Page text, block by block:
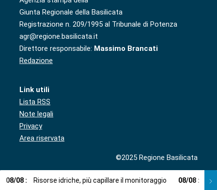
Giunta Regionale della Basilicata
Registrazione n. 209/1995 al Tribunale di Potenza
agr@regione.basilicata.it
Direttore responsabile: Massimo Brancati
Redazione
Link utili
Lista RSS
Note legali
Privacy
Area riservata
©2025 Regione Basilicata
08/08 : Risorse idriche, più capillare il monitoraggio 08/08 :